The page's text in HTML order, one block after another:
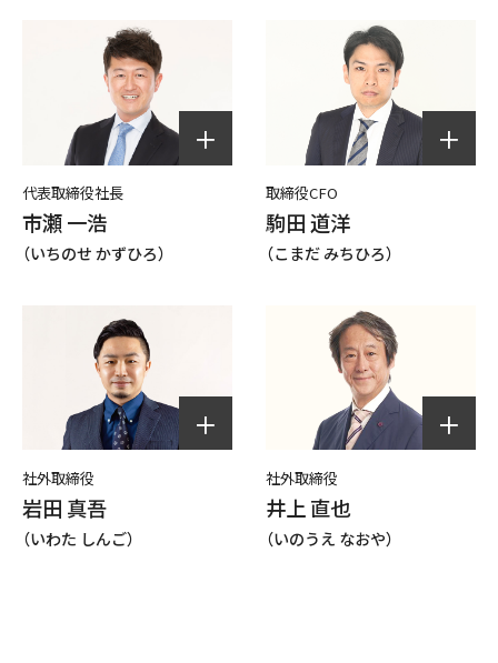
代表取締役社長
市瀬 一浩
（いちのせ かずひろ）
取締役CFO
駒田 道洋
（こまだ みちひろ）
社外取締役
岩田 真吾
（いわた しんご）
社外取締役
井上 直也
（いのうえ なおや）